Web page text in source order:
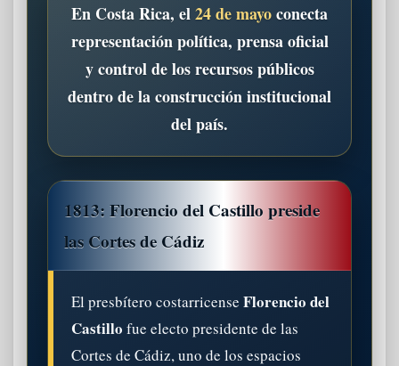
En Costa Rica, el24 de mayoconecta
representación política, prensa oficial
y control de los recursos públicos
dentro de la construcción institucional
del país.
1813: Florencio del Castillo preside
las Cortes de Cádiz
El presbítero costarricense Florencio del
Castillo fue electo presidente de las
Cortes de Cádiz, uno de los espacios